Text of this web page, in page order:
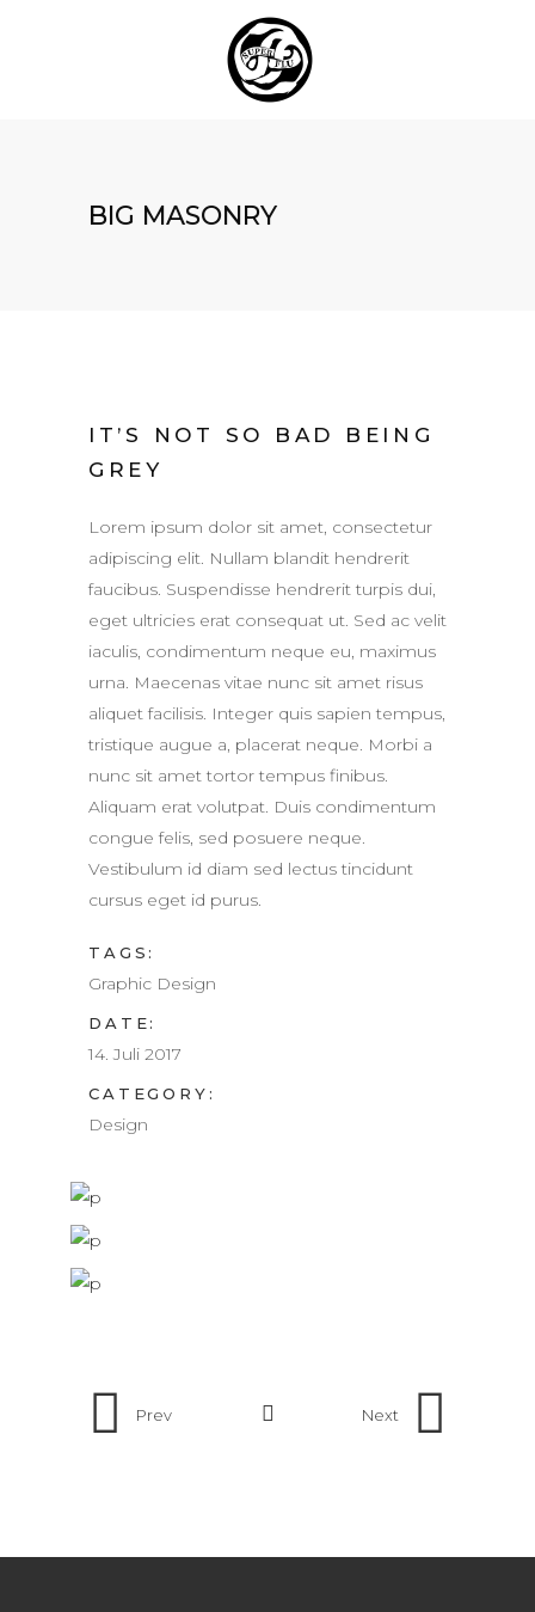
BIG MASONRY
IT’S NOT SO BAD BEING
GREY
Lorem ipsum dolor sit amet, consectetur
adipiscing elit. Nullam blandit hendrerit
faucibus. Suspendisse hendrerit turpis dui,
eget ultricies erat consequat ut. Sed ac velit
iaculis, condimentum neque eu, maximus
urna. Maecenas vitae nunc sit amet risus
aliquet facilisis. Integer quis sapien tempus,
tristique augue a, placerat neque. Morbi a
nunc sit amet tortor tempus finibus.
Aliquam erat volutpat. Duis condimentum
congue felis, sed posuere neque.
Vestibulum id diam sed lectus tincidunt
cursus eget id purus.
TAGS:
Graphic Design
DATE:
14. Juli 2017
CATEGORY:
Design
Prev Next